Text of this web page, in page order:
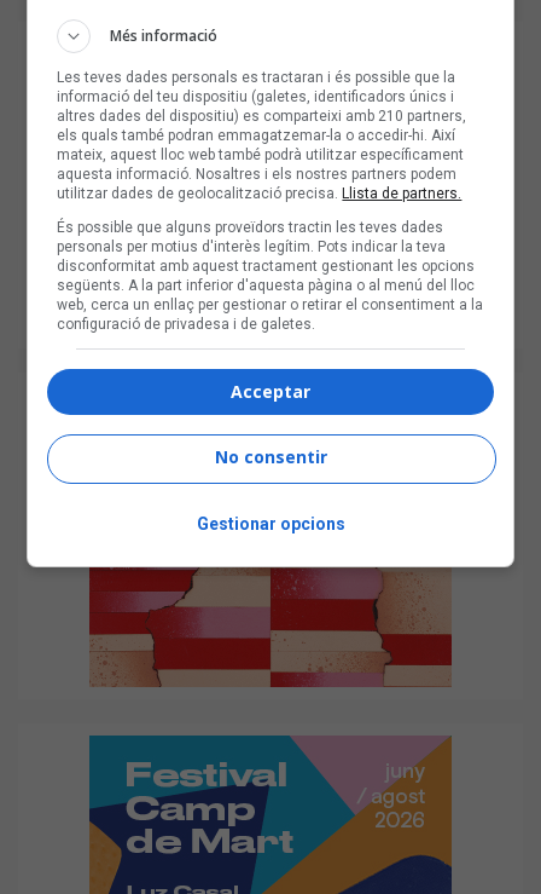
Més informació
Les teves dades personals es tractaran i és possible que la
informació del teu dispositiu (galetes, identificadors únics i
altres dades del dispositiu) es comparteixi amb 210 partners,
els quals també podran emmagatzemar-la o accedir-hi. Així
mateix, aquest lloc web també podrà utilitzar específicament
aquesta informació. Nosaltres i els nostres partners podem
utilitzar dades de geolocalització precisa. Llista de partners.
És possible que alguns proveïdors tractin les teves dades
personals per motius d'interès legítim. Pots indicar la teva
disconformitat amb aquest tractament gestionant les opcions
següents. A la part inferior d'aquesta pàgina o al menú del lloc
web, cerca un enllaç per gestionar o retirar el consentiment a la
configuració de privadesa i de galetes.
Acceptar
No consentir
Gestionar opcions